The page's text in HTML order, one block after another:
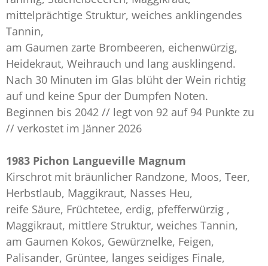
mittelprächtige Struktur, weiches anklingendes
Tannin,
am Gaumen zarte Brombeeren, eichenwürzig,
Heidekraut, Weihrauch und lang ausklingend.
Nach 30 Minuten im Glas blüht der Wein richtig
auf und keine Spur der Dumpfen Noten.
Beginnen bis 2042 // legt von 92 auf 94 Punkte zu
// verkostet im Jänner 2026
1983 Pichon Langueville Magnum
Kirschrot mit bräunlicher Randzone, Moos, Teer,
Herbstlaub, Maggikraut, Nasses Heu,
reife Säure, Früchtetee, erdig, pfefferwürzig ,
Maggikraut, mittlere Struktur, weiches Tannin,
am Gaumen Kokos, Gewürznelke, Feigen,
Palisander, Grüntee, langes seidiges Finale,